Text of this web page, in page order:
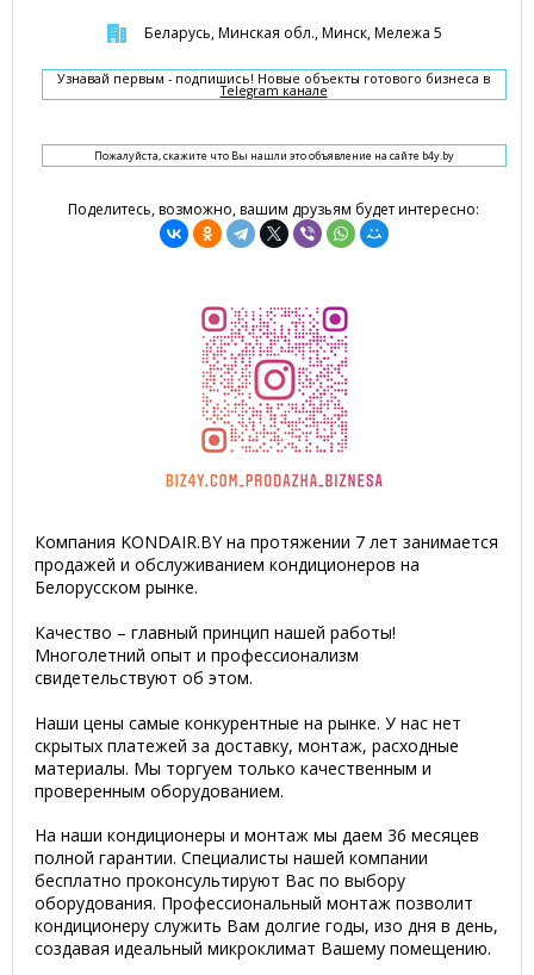
Беларусь, Минская обл., Минск, Мележа 5
Узнавай первым - подпишись! Новые объекты готового бизнеса в
Telegram канале
Пожалуйста, скажите что Вы нашли это объявление на сайте b4y.by
Поделитесь, возможно, вашим друзьям будет интересно:
Компания KONDAIR.BY на протяжении 7 лет занимается
продажей и обслуживанием кондиционеров на
Белорусском рынке.
Качество – главный принцип нашей работы!
Многолетний опыт и профессионализм
свидетельствуют об этом.
Наши цены самые конкурентные на рынке. У нас нет
скрытых платежей за доставку, монтаж, расходные
материалы. Мы торгуем только качественным и
проверенным оборудованием.
На наши кондиционеры и монтаж мы даем 36 месяцев
полной гарантии. Специалисты нашей компании
бесплатно проконсультируют Вас по выбору
оборудования. Профессиональный монтаж позволит
кондиционеру служить Вам долгие годы, изо дня в день,
создавая идеальный микроклимат Вашему помещению.